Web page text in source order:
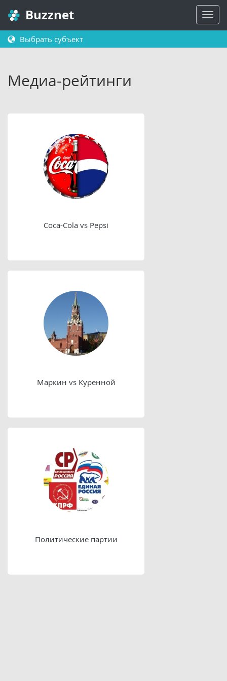
Buzznet
Выбрать субъект
Медиа-рейтинги
Coca-Cola vs Pepsi
Маркин vs Куренной
Политические партии